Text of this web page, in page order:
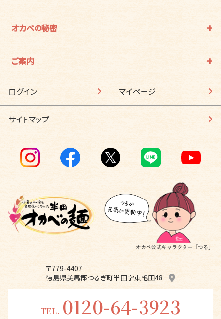
オカベの秘密
ご案内
ログイン マイページ
サイトマップ
〒779-4407
徳島県美馬郡つるぎ町半田字東毛田48
TEL. 0120-64-3923